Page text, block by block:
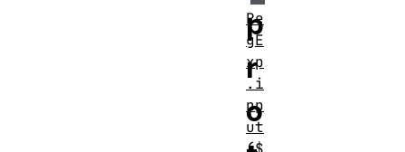
p
r
o
Re
gE
xp
.i
np
ut